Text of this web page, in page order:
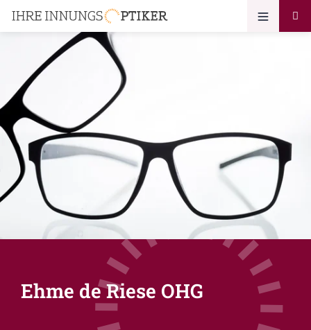
Ehme de Riese OHG